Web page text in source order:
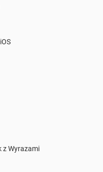
z Wyrazami